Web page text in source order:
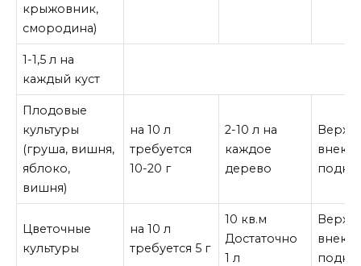
крыжовник,
смородина)
1-1,5 л на
каждый куст
Плодовые
культуры
(груша, вишня,
яблоко,
вишня)
на 10 л
требуется
10-20 г
2-10 л на
каждое
дерево
Цветочные
культуры
на 10 л
требуется 5 г
10 кв.м
Достаточно
1 л